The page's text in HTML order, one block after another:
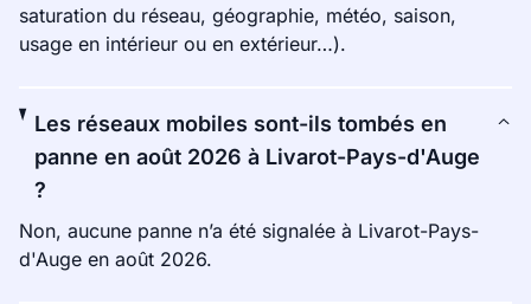
saturation du réseau, géographie, météo, saison,
usage en intérieur ou en extérieur…).
Les réseaux mobiles sont-ils tombés en
panne en août 2026 à Livarot-Pays-d'Auge
?
Non, aucune panne n’a été signalée à Livarot-Pays-
d'Auge en août 2026.